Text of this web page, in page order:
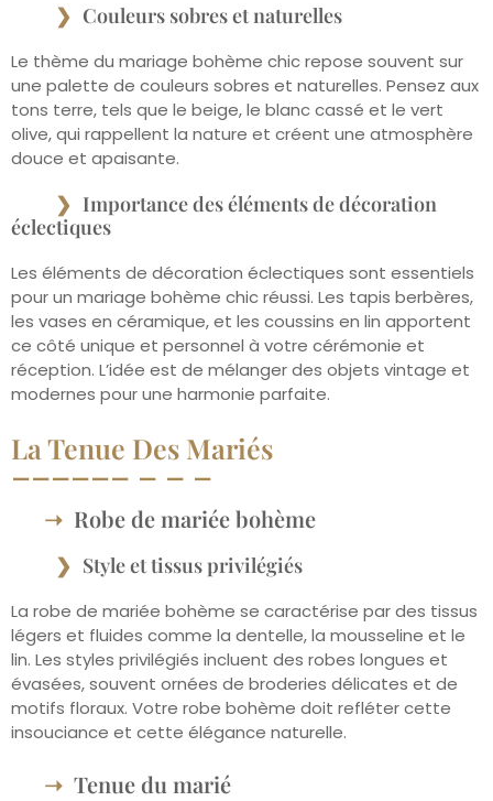
Couleurs sobres et naturelles
Le thème du mariage bohème chic repose souvent sur
une palette de couleurs sobres et naturelles. Pensez aux
tons terre, tels que le beige, le blanc cassé et le vert
olive, qui rappellent la nature et créent une atmosphère
douce et apaisante.
Importance des éléments de décoration
éclectiques
Les éléments de décoration éclectiques sont essentiels
pour un mariage bohème chic réussi. Les tapis berbères,
les vases en céramique, et les coussins en lin apportent
ce côté unique et personnel à votre cérémonie et
réception. L’idée est de mélanger des objets vintage et
modernes pour une harmonie parfaite.
La Tenue Des Mariés
Robe de mariée bohème
Style et tissus privilégiés
La robe de mariée bohème se caractérise par des tissus
légers et fluides comme la dentelle, la mousseline et le
lin. Les styles privilégiés incluent des robes longues et
évasées, souvent ornées de broderies délicates et de
motifs floraux. Votre robe bohème doit refléter cette
insouciance et cette élégance naturelle.
Tenue du marié